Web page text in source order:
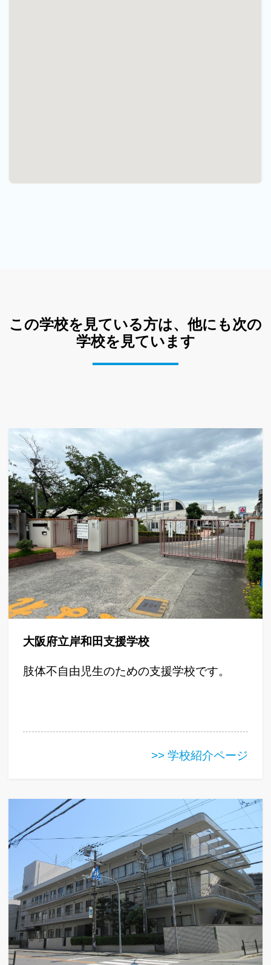
この学校を見ている方は、他にも次の
学校を見ています
大阪府立岸和田支援学校
肢体不自由児生のための支援学校です。
>> 学校紹介ページ